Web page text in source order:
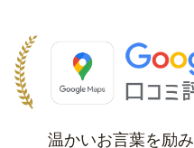
温かいお言葉を励